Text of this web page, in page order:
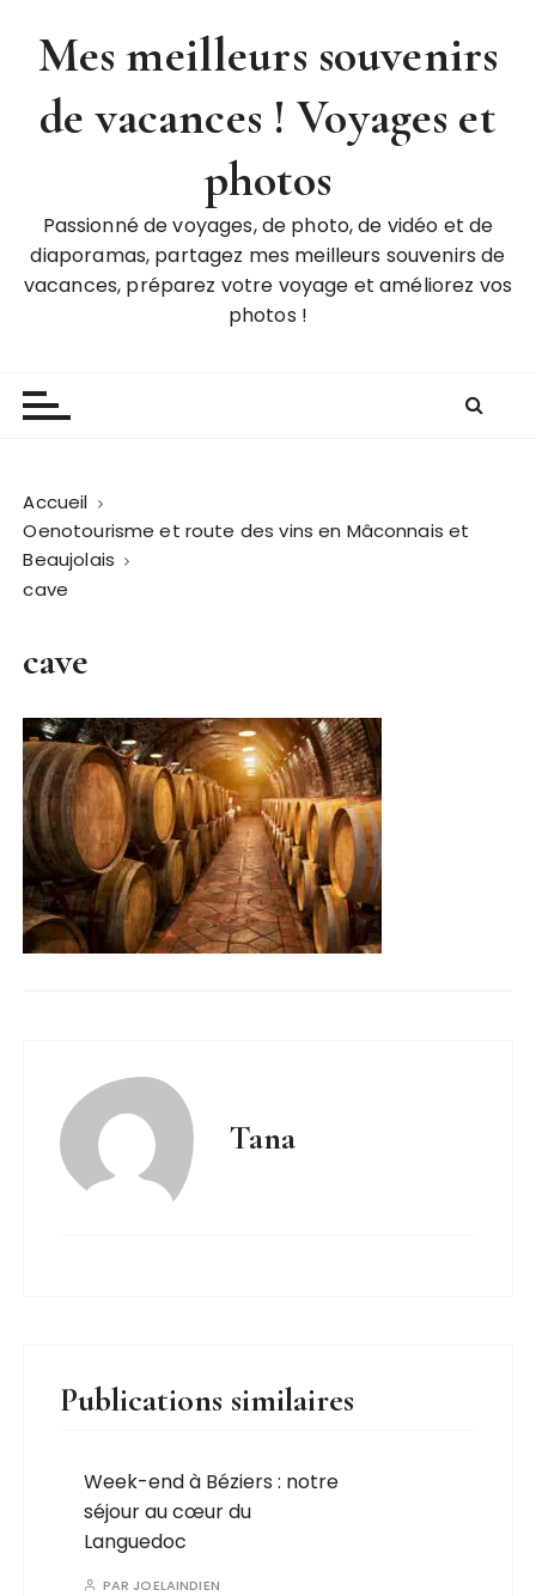
Mes meilleurs souvenirs
de vacances ! Voyages et
photos
Passionné de voyages, de photo, de vidéo et de
diaporamas, partagez mes meilleurs souvenirs de
vacances, préparez votre voyage et améliorez vos
photos !
Accueil
Oenotourisme et route des vins en Mâconnais et
Beaujolais
cave
cave
Tana
Publications similaires
Week-end à Béziers : notre
séjour au cœur du
Languedoc
PAR JOELAINDIEN